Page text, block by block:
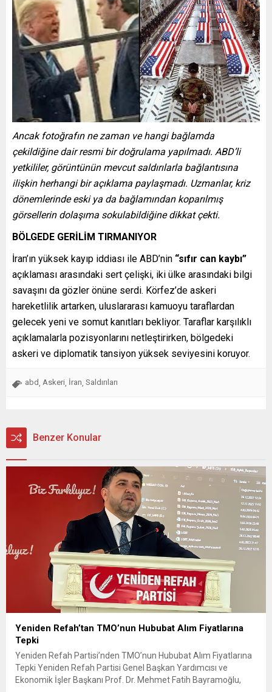
Ancak fotoğrafın ne zaman ve hangi bağlamda
çekildiğine dair resmi bir doğrulama yapılmadı. ABD’li
yetkililer, görüntünün mevcut saldırılarla bağlantısına
ilişkin herhangi bir açıklama paylaşmadı. Uzmanlar, kriz
dönemlerinde eski ya da bağlamından koparılmış
görsellerin dolaşıma sokulabildiğine dikkat çekti.
BÖLGEDE GERİLİM TIRMANIYOR
İran’ın yüksek kayıp iddiası ile ABD’nin “sıfır can kaybı”
açıklaması arasındaki sert çelişki, iki ülke arasındaki bilgi
savaşını da gözler önüne serdi. Körfez’de askeri
hareketlilik artarken, uluslararası kamuoyu taraflardan
gelecek yeni ve somut kanıtları bekliyor. Taraflar karşılıklı
açıklamalarla pozisyonlarını netleştirirken, bölgedeki
askeri ve diplomatik tansiyon yüksek seviyesini koruyor.
abd, Askeri, İran, Saldırıları
Benzer Konular
Yeniden Refah’tan TMO’nun Hububat Alım Fiyatlarına
Tepki
Yeniden Refah Partisi’nden TMO’nun Hububat Alım Fiyatlarına
Tepki Yeniden Refah Partisi Genel Başkan Yardımcısı ve
Ekonomik İşler Başkanı Prof. Dr. Mehmet Fatih Bayramoğlu,